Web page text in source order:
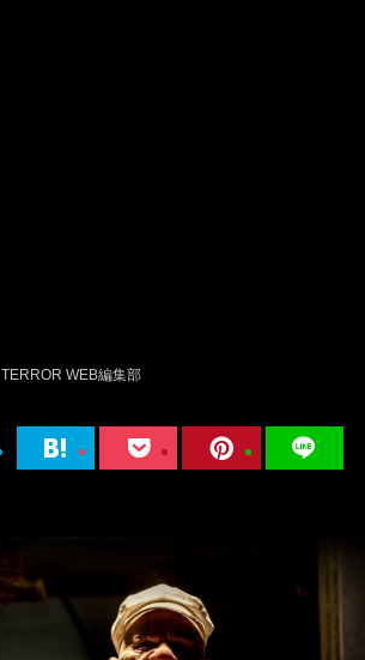
TERROR WEB編集部